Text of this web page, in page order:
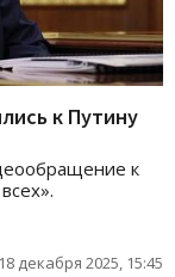
к Путину
к
18 декабря 2025, 15:45